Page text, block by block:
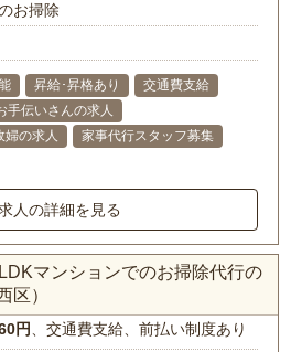
お掃除
昇給･昇格あり
交通費支給
手伝いさんの求人
婦の求人
家事代行スタッフ募集
人の詳細を見る
マンションでのお掃除代行の
区）
円 、交通費支給、前払い制度あり